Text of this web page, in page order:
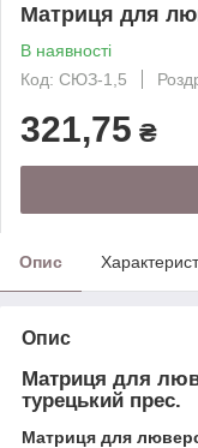
Матриця для
В наявності
Код: СЮЗ-1,5
321,75 ₴
Опис
Опис
Матриця для
турецький прес.
Матриця для